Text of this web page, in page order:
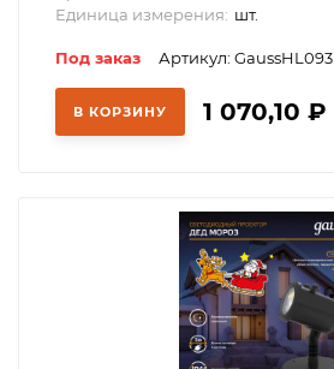
Единица измерения: шт.
Под заказ Артикул: GaussHL093
В КОРЗИНУ 1 070,10 ₽